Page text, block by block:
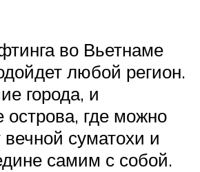
во Вьетнаме
любой регион.
города, и
где можно
вечной суматохи и
самим с собой.